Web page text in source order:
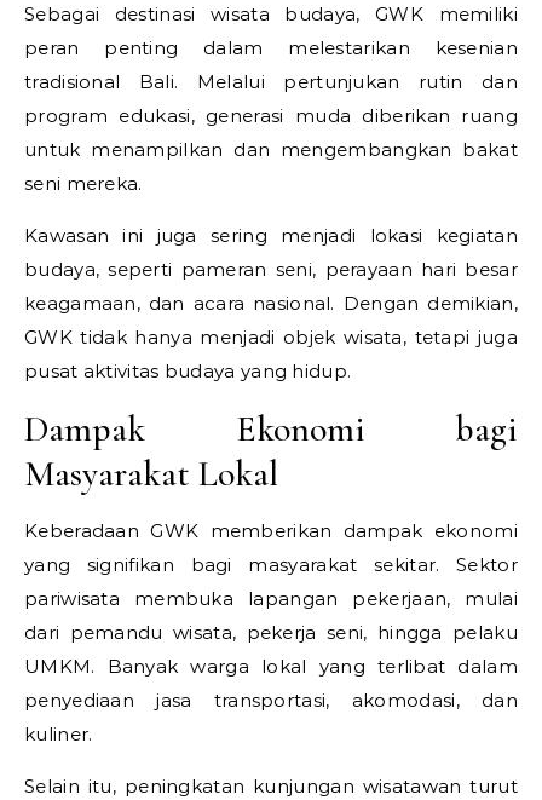
Sebagai destinasi wisata budaya, GWK memiliki
peran penting dalam melestarikan kesenian
tradisional Bali. Melalui pertunjukan rutin dan
program edukasi, generasi muda diberikan ruang
untuk menampilkan dan mengembangkan bakat
seni mereka.
Kawasan ini juga sering menjadi lokasi kegiatan
budaya, seperti pameran seni, perayaan hari besar
keagamaan, dan acara nasional. Dengan demikian,
GWK tidak hanya menjadi objek wisata, tetapi juga
pusat aktivitas budaya yang hidup.
Dampak Ekonomi bagi
Masyarakat Lokal
Keberadaan GWK memberikan dampak ekonomi
yang signifikan bagi masyarakat sekitar. Sektor
pariwisata membuka lapangan pekerjaan, mulai
dari pemandu wisata, pekerja seni, hingga pelaku
UMKM. Banyak warga lokal yang terlibat dalam
penyediaan jasa transportasi, akomodasi, dan
kuliner.
Selain itu, peningkatan kunjungan wisatawan turut